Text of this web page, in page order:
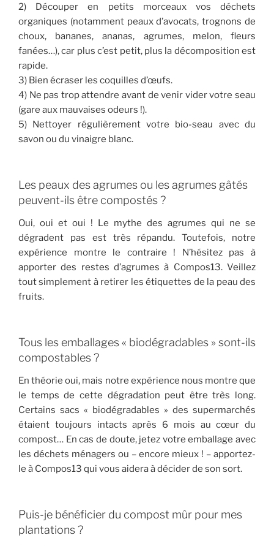
2) Découper en petits morceaux vos déchets
organiques (notamment peaux d’avocats, trognons de
choux, bananes, ananas, agrumes, melon, fleurs
fanées…), car plus c’est petit, plus la décomposition est
rapide.
3) Bien écraser les coquilles d’œufs.
4) Ne pas trop attendre avant de venir vider votre seau
(gare aux mauvaises odeurs !).
5) Nettoyer régulièrement votre bio-seau avec du
savon ou du vinaigre blanc.
Les peaux des agrumes ou les agrumes gâtés
peuvent-ils être compostés ?
Oui, oui et oui ! Le mythe des agrumes qui ne se
dégradent pas est très répandu. Toutefois, notre
expérience montre le contraire ! N’hésitez pas à
apporter des restes d’agrumes à Compos13. Veillez
tout simplement à retirer les étiquettes de la peau des
fruits.
Tous les emballages « biodégradables » sont-ils
compostables ?
En théorie oui, mais notre expérience nous montre que
le temps de cette dégradation peut être très long.
Certains sacs « biodégradables » des supermarchés
étaient toujours intacts après 6 mois au cœur du
compost… En cas de doute, jetez votre emballage avec
les déchets ménagers ou – encore mieux ! – apportez-
le à Compos13 qui vous aidera à décider de son sort.
Puis-je bénéficier du compost mûr pour mes
plantations ?